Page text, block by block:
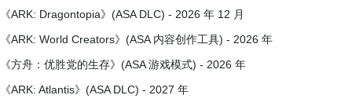
《ARK: Dragontopia》(ASA DLC) - 2026 年 12 月
《ARK: World Creators》(ASA 内容创作工具) - 2026 年
《方舟：优胜党的生存》(ASA 游戏模式) - 2026 年
《ARK: Atlantis》(ASA DLC) - 2027 年